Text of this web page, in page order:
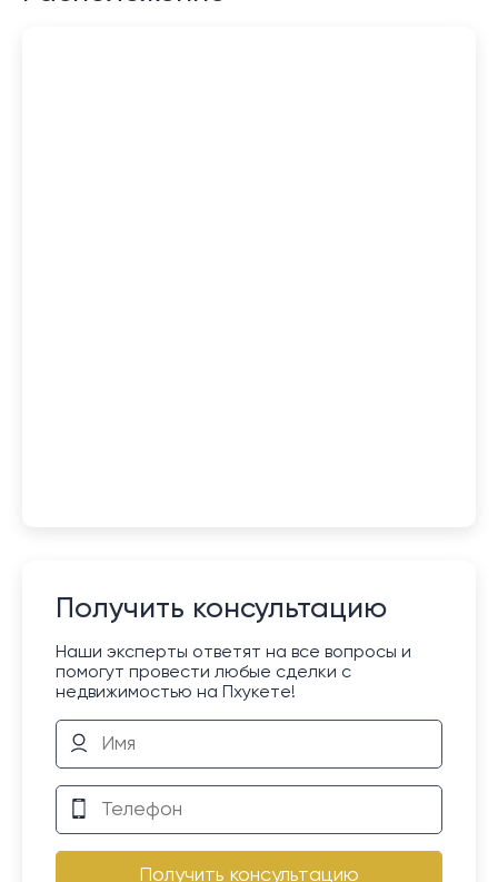
Получить консультацию
Наши эксперты ответят на все вопросы и
помогут провести любые сделки с
недвижимостью на Пхукете!
Получить консультацию